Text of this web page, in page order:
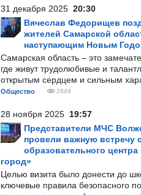
31 декабря 2025 20:30
Вячеслав Федорищев
жителей Самарской
наступающим Новым
Самарская область – это
где живут трудолюбивые и
открытым сердцем и сильным
Общество 2649
28 ноября 2025 19:57
Представители МЧС
провели важную встречу
образовательного
город»
Целью визита было донести до
ключевые правила безопасного